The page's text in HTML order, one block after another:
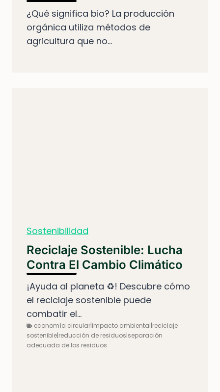
¿Qué significa bio? La producción
orgánica utiliza métodos de
agricultura que no...
Sostenibilidad
Reciclaje Sostenible: Lucha
Contra El Cambio Climático
¡Ayuda al planeta ♻️! Descubre cómo
el reciclaje sostenible puede
combatir el...
economía circular|impacto ambiental|reciclaje
sostenible|reducción de residuos|separación
adecuada de los residuos